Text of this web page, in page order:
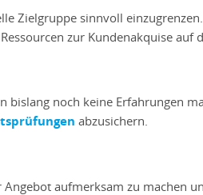
Zielgruppe sinnvoll
zur Kundenakquise auf
noch keine Erfahrungen
abzusichern.
aufmerksam zu machen